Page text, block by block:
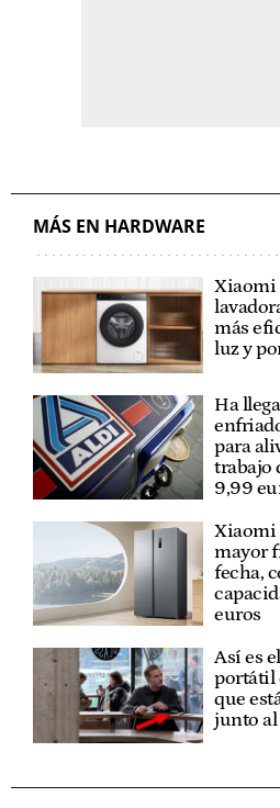
MÁS EN HARDWARE
Xiaomi
más
luz y
Ha
para
trabajo
9,99
Xiaomi
mayor
fecha,
euros
Así es
portátil
que
junto